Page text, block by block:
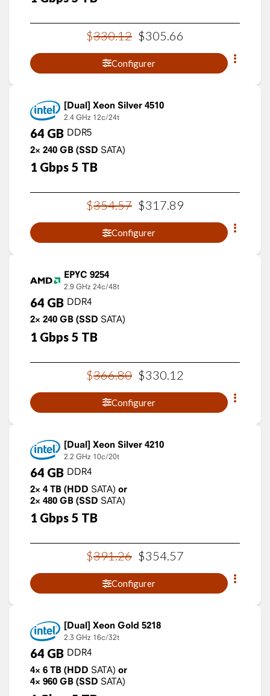
$330.12 $305 66
Configurer
Xeon Silver 4510
2.4 GHz 12c/24t
64 GB DDR5
2× 240 GB (SSD SATA)
1 Gbps 5 TB
$354.57 $317.89
Configurer
EPYC 9254
2.9 GHz 24c/48t
64 GB DDR4
2× 240 GB (SSD SATA)
1 Gbps 5 TB
$366.80 $330 12
Configurer
Xeon Silver 4210
2.2 GHz 10c/20t
64 GB DDR4
2× 4 TB (HDD SATA) or
2× 480 GB (SSD SATA)
1 Gbps 5 TB
$391.26 $354.57
Configurer
Xeon Gold 5218
2.3 GHz 16c/32t
64 GB DDR4
4× 6 TB (HDD SATA) or
4× 960 GB (SSD SATA)